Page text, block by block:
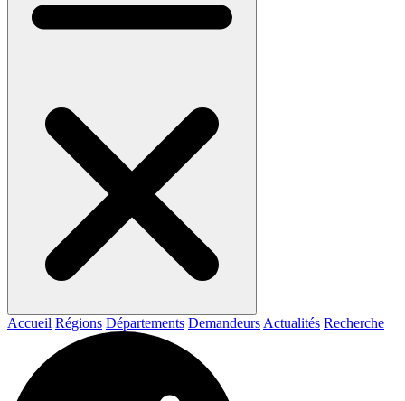
Accueil Régions Départements Demandeurs Actualités Recherche